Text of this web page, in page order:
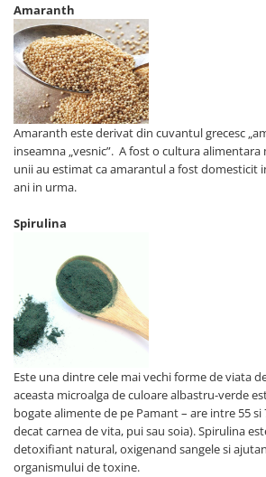
Amaranth
Amaranth este derivat din cuvantul grecesc
inseamna „vesnic”. A fost o cultura alimentara
unii au estimat ca amarantul a fost domesticit
ani in urma.
Spirulina
Este una dintre cele mai vechi forme de viata
aceasta microalga de culoare albastru-verde
bogate alimente de pe Pamant – are intre 55
decat carnea de vita, pui sau soia). Spirulina
detoxifiant natural, oxigenand sangele si
organismului de toxine.